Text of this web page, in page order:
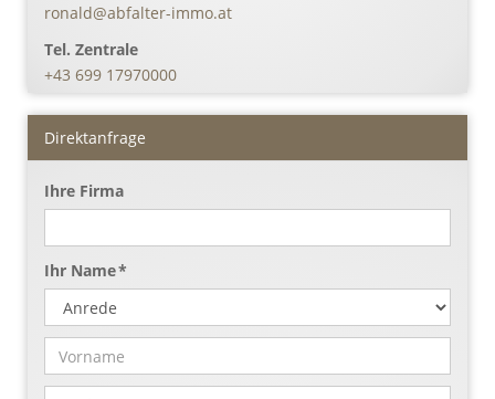
ronald@abfalter-immo.at
Tel. Zentrale
+43 699 17970000
Direktanfrage
Ihre Firma
Ihr Name *